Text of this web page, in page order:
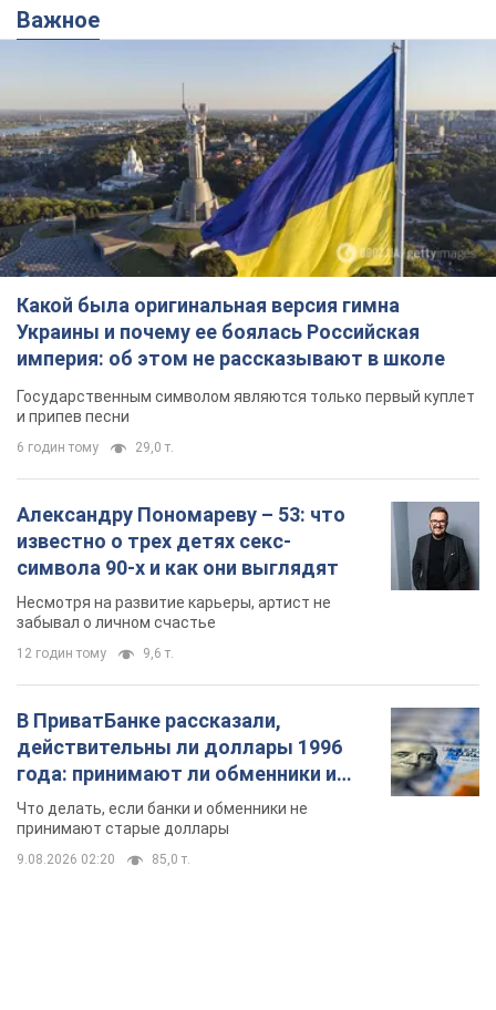
Важное
Какой была оригинальная версия гимна
Украины и почему ее боялась Российская
империя: об этом не рассказывают в школе
Государственным символом являются только первый куплет
и припев песни
6 годин тому 29,0 т.
Александру Пономареву – 53: что
известно о трех детях секс-
символа 90-х и как они выглядят
Несмотря на развитие карьеры, артист не
забывал о личном счастье
12 годин тому 9,6 т.
В ПриватБанке рассказали,
действительны ли доллары 1996
года: принимают ли обменники и
банки такие купюры
Что делать, если банки и обменники не
принимают старые доллары
9.08.2026 02:20 85,0 т.